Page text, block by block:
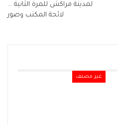
لمدينة مراكش للمرة الثانية …
لائحة المكتب وصور
غير مصنف